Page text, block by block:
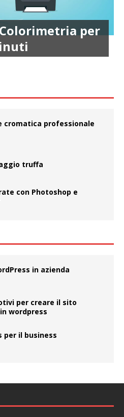
per
cromatica professionale
truffa
con Photoshop e
in azienda
per creare il sito
wordpress
per il business